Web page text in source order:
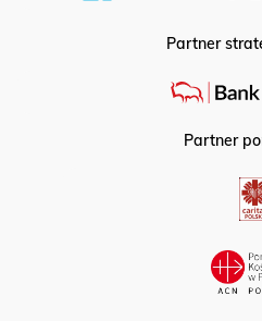
Partner
Partner